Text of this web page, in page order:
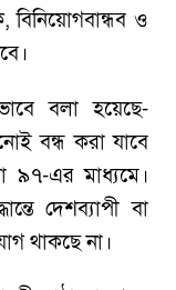
বিনিয়োগবান্ধব ও
বলা হয়েছে-
বন্ধ করা যাবে
৯৭-এর মাধ্যমে।
দেশব্যাপী বা
থাকছে না।